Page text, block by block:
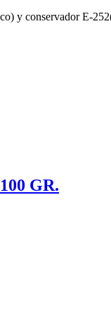
y conservador E-
GR.